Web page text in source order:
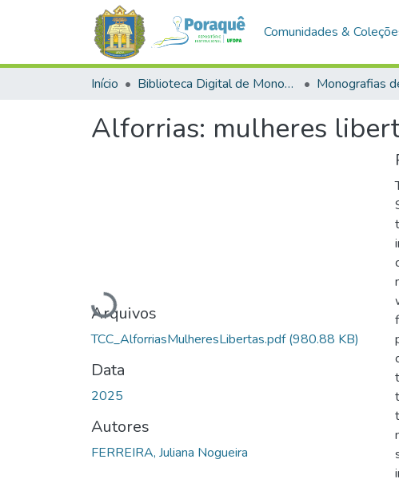
Comunidades &
Início Biblioteca Digital de Monografias (BDM) Monografias
Alforrias: mulheres
Carregando...
Arquivos
TCC_AlforriasMulheresLibertas.pdf(980.88 KB)
Data
2025
Autores
FERREIRA, Juliana Nogueira